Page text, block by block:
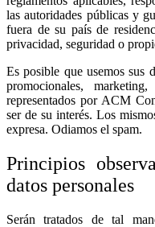
las autoridades públicas y
fuera de su país de
privacidad, seguridad o
Es posible que usemos sus
promocionales,
representados por ACM
ser de su interés. Los
expresa. Odiamos el spam.
Principios
datos personales
Serán tratados de tal